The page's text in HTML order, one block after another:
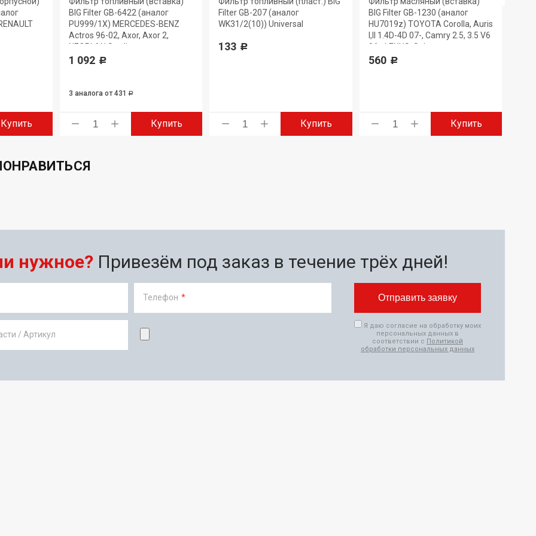
Купить
BIG Filter GB-6422 (аналог
PU999/1X) MERCEDES-BENZ
Actros 96-02, Axor, Axor 2,
NEOPLAN Starliner
1 092 Р
3 аналога от 431 Р
Купить
Filter GB-207 (аналог
WK31/2(10)) Universal
133 Р
Купить
BIG Filter GB-1230 (аналог
HU7019z) TOYOTA Corolla, Auris
I,II 1.4D-4D 07-, Camry 2.5, 3.5 V6
06-, LEXUS, Subaru
560 Р
Купить
нужное? Привезём под заказ в течение трёх дней!
Телефон *
/ Артикул
Я даю согласие на обработку моих
персональных данных в
соответствии с Политикой
обработки персональных данных